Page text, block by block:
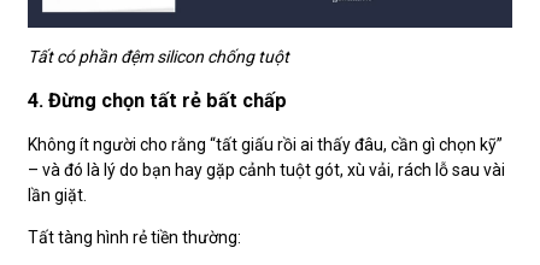
Tất có phần đệm silicon chống tuột
4. Đừng chọn tất rẻ bất chấp
Không ít người cho rằng “tất giấu rồi ai thấy đâu, cần gì chọn kỹ”
– và đó là lý do bạn hay gặp cảnh tuột gót, xù vải, rách lỗ sau vài
lần giặt.
Tất tàng hình rẻ tiền thường: